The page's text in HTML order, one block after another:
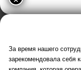
За время нашего
зарекомендовала себя